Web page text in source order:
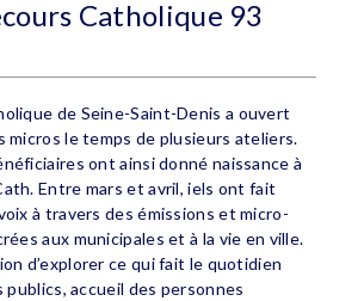
Catholique 93
de Seine-Saint-Denis a ouvert
micros le temps de plusieurs ateliers.
ont ainsi donné naissance à
Entre mars et avril, iels ont fait
à travers des émissions et micro-
aux municipales et à la vie en ville.
d’explorer ce qui fait le quotidien
publics, accueil des personnes